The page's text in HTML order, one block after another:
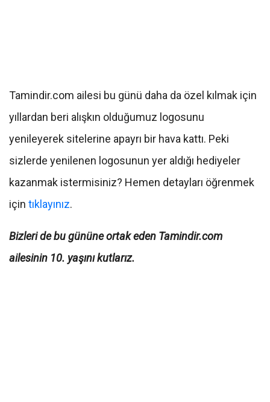
Tamindir.com ailesi bu günü daha da özel kılmak için
yıllardan beri alışkın olduğumuz logosunu
yenileyerek sitelerine apayrı bir hava kattı. Peki
sizlerde yenilenen logosunun yer aldığı hediyeler
kazanmak istermisiniz? Hemen detayları öğrenmek
için tıklayınız.
Bizleri de bu gününe ortak eden Tamindir.com
ailesinin 10. yaşını kutlarız.